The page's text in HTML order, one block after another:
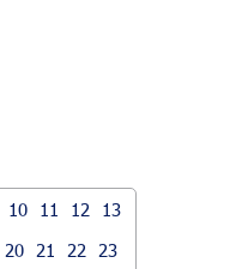
10 11 12
13
20 21 22
23